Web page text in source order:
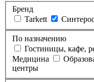
Бренд
Tarkett
По назначению
Гостиницы, кафе,
Медицина
центры